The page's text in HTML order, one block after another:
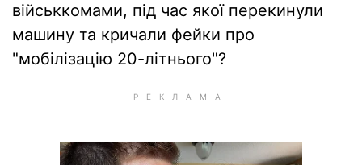
військкомами, під час якої перекинули
машину та кричали фейки про
"мобілізацію 20-літнього"?